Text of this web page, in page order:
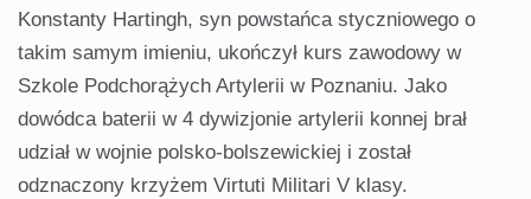
Konstanty Hartingh, syn powstańca styczniowego o
takim samym imieniu, ukończył kurs zawodowy w
Szkole Podchorążych Artylerii w Poznaniu. Jako
dowódca baterii w 4 dywizjonie artylerii konnej brał
udział w wojnie polsko-bolszewickiej i został
odznaczony krzyżem Virtuti Militari V klasy.